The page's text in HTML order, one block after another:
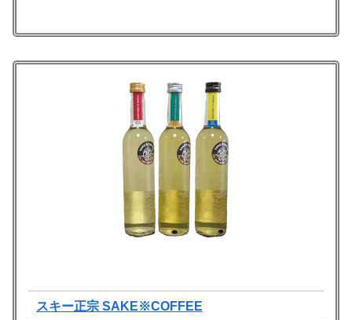
スキー正宗 SAKE※COFFEE